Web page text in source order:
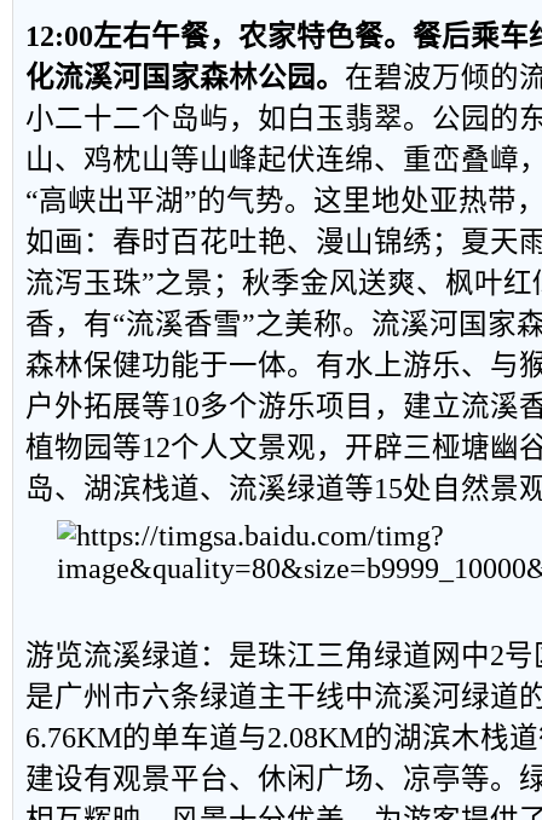
12:00左右午餐，农家特色餐。餐后乘车
化流溪河国家森林公园。 在碧波万倾的
小二十二个岛屿，如白玉翡翠。公园的
山、鸡枕山等山峰起伏连绵、重峦叠嶂
“高峡出平湖”的气势。这里地处亚热带
如画：春时百花吐艳、漫山锦绣；夏天
流泻玉珠”之景；秋季金风送爽、枫叶
香，有“流溪香雪”之美称。流溪河国家
森林保健功能于一体。有水上游乐、与
户外拓展等10多个游乐项目，建立流溪
植物园等12个人文景观，开辟三桠塘幽
岛、湖滨栈道、流溪绿道等15处自然景
游览流溪绿道：是珠江三角绿道网中2号
是广州市六条绿道主干线中流溪河绿道
6.76KM的单车道与2.08KM的湖滨木栈
建设有观景平台、休闲广场、凉亭等。